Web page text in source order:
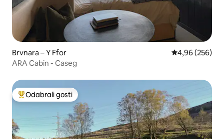
Brvnara – Y Ffor Prosječna
4,96 (256)
ARA Cabin - Caseg
Među najviše rangiranima s oznakom „Odabrali gosti”
Odabrali gosti